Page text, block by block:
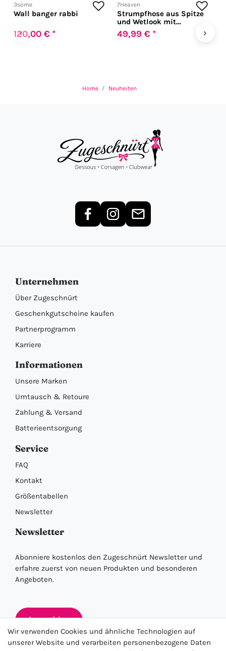
‹
3some
Wall banger rabbi
120,00 € *
7Heaven
Strumpfhose aus Spitze
und Wetlook mit
Schnürung
49,99 € * ›
Home Neuheiten
Unternehmen
Über Zugeschnürt
Geschenkgutscheine kaufen
Partnerprogramm
Karriere
Informationen
Unsere Marken
Umtausch & Retoure
Zahlung & Versand
Batterieentsorgung
Service
FAQ
Kontakt
Größentabellen
Newsletter
Newsletter
Abonniere kostenlos den Zugeschnürt Newsletter und
erfahre zuerst von neuen Produkten und besonderen
Angeboten.
Anmelden
Wir verwenden Cookies und ähnliche Technologien auf
unserer Website und verarbeiten personenbezogene Daten